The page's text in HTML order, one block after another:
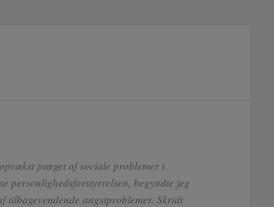
præget af sociale problemer i
personlighedsforstyrrelsen, begyndte jeg
tilbagevendende angstproblemer. Skridt